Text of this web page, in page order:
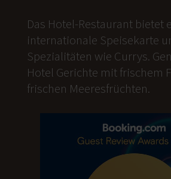
Das Hotel-Restaurant bietet
internationale Speisekarte
Spezialitäten wie Currys.
Hotel Gerichte mit frischem
frischen Meeresfrüchten.